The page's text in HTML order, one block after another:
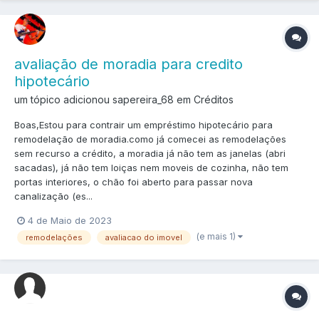
avaliação de moradia para credito
hipotecário
um tópico adicionou sapereira_68 em Créditos
Boas,Estou para contrair um empréstimo hipotecário para
remodelação de moradia.como já comecei as remodelações
sem recurso a crédito, a moradia já não tem as janelas (abri
sacadas), já não tem loiças nem moveis de cozinha, não tem
portas interiores, o chão foi aberto para passar nova
canalização (es...
4 de Maio de 2023
remodelações avaliacao do imovel (e mais 1)